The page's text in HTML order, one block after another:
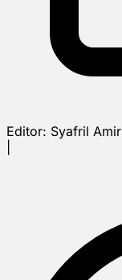
Editor: Syafril Amir